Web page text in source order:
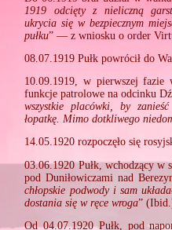
1919 odcięty z nieliczną
ukrycia się w bezpiecznym
pułku” — z wniosku o order
08.07.1919 Pułk powrócił do
10.09.1919, w pierwszej fazie
funkcje patrolowe na odcinku
wszystkie placówki, by
łopatkę. Mimo dotkliwego
14.05.1920 rozpoczęło się
03.06.1920 Pułk, wchodzący
pod Duniłowiczami nad
chłopskie podwody i sam
dostania się w ręce wroga”
Od 04.07.1920 Pułk, pod